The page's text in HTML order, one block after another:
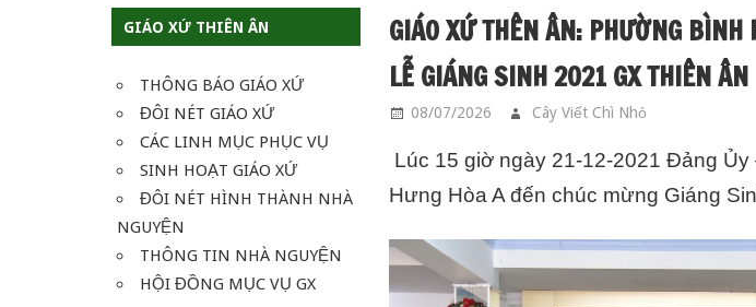
GIÁO XỨ THIÊN ÂN
THÔNG BÁO GIÁO XỨ
ĐÔI NÉT GIÁO XỨ
CÁC LINH MỤC PHỤC VỤ
SINH HOẠT GIÁO XỨ
ĐÔI NÉT HÌNH THÀNH NHÀ
NGUYỆN
THÔNG TIN NHÀ NGUYỆN
HỘI ĐỒNG MỤC VỤ GX
GIÁO XỨ THÊN ÂN: PHƯỜNG
LỄ GIÁNG SINH 2021 GX THIÊN ÂN
08/07/2026 Cây Viết Chì Nhỏ
Lúc 15 giờ ngày 21-12-2021 Đảng
Hưng Hòa A đến chúc mừng Giáng